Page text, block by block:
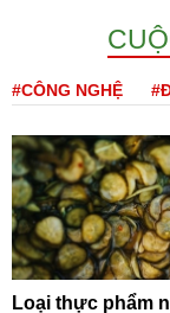
#CÔNG NGHỆ
Loại thực phẩm